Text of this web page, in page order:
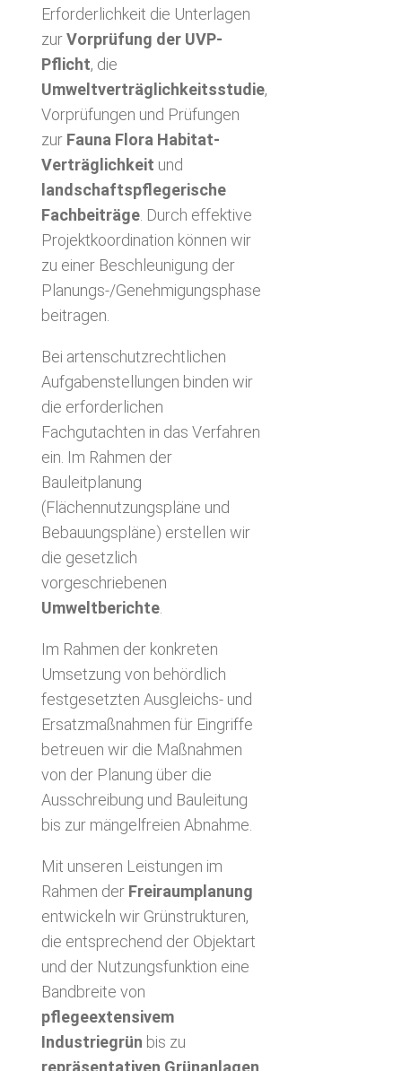
Erforderlichkeit die Unterlagen
zurVorprüfung der UVP-
Pflicht, die
Umweltverträglichkeitsstudie,
Vorprüfungen und Prüfungen
zur Fauna Flora Habitat-
Verträglichkeit und
landschaftspflegerische
Fachbeiträge. Durch effektive
Projektkoordination können wir
zu einer Beschleunigung der
Planungs-/Genehmigungsphase
beitragen.
Bei artenschutzrechtlichen
Aufgabenstellungen binden wir
die erforderlichen
Fachgutachten in das Verfahren
ein. Im Rahmen der
Bauleitplanung
(Flächennutzungspläne und
Bebauungspläne) erstellen wir
die gesetzlich
vorgeschriebenen
Umweltberichte.
Im Rahmen der konkreten
Umsetzung von behördlich
festgesetzten Ausgleichs- und
Ersatzmaßnahmen für Eingriffe
betreuen wir die Maßnahmen
von der Planung über die
Ausschreibung und Bauleitung
bis zur mängelfreien Abnahme.
Mit unseren Leistungen im
Rahmen der Freiraumplanung
entwickeln wir Grünstrukturen,
die entsprechend der Objektart
und der Nutzungsfunktion eine
Bandbreite von
pflegeextensivem
Industriegrün bis zu